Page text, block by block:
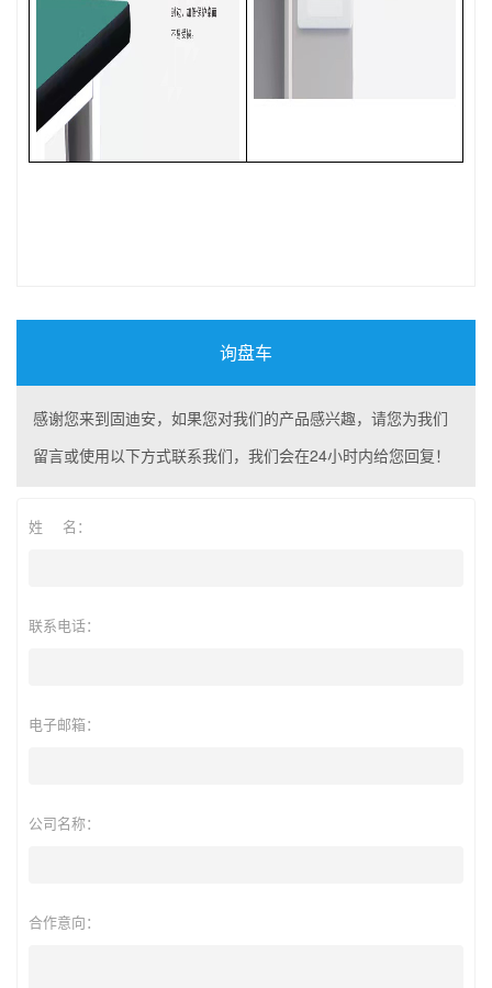
询盘车
感谢您来到固迪安，如果您对我们的产品感兴趣，请您为我们
留言或使用以下方式联系我们，我们会在24小时内给您回复！
姓 名：
联系电话：
电子邮箱：
公司名称：
合作意向：